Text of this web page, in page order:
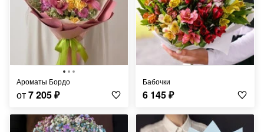
Ароматы Бордо
от7 205₽
Бабочки
6 145₽